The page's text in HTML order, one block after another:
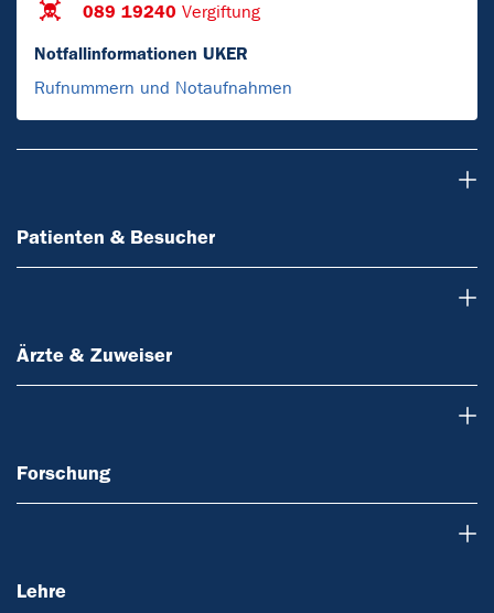
089 19240 Vergiftung
Notfallinformationen UKER
Rufnummern und Notaufnahmen
Patienten & Besucher
Ärzte & Zuweiser
Forschung
Lehre